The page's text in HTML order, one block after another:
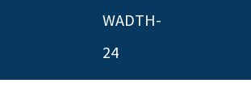
WADTH-
24